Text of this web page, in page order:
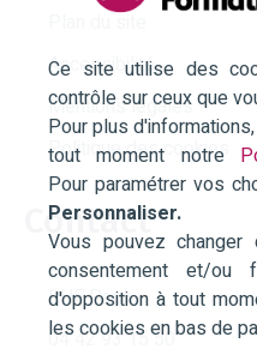
Ce site utilise des
contrôle sur ceux que
Pour plus
tout moment notre
Pour paramétrer vos
Personnaliser.
Vous pouvez
consentement et/
d'opposition à tout
les cookies en bas de
Plan du site
Accessibilité
Mentions légales
Politique des cookies
Contact
RHF Paca
04 42 93 15 50